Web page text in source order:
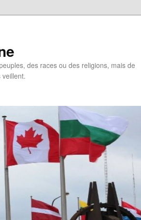
des races ou des religions, mais de